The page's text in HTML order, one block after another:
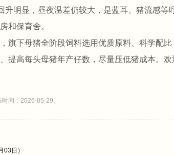
升明显，昼夜温差仍较大，是蓝耳、猪流感等
和保育舍。
旗下母猪全阶段饲料选用优质原料、科学配
提高每头母猪年产仔数，尽量压低猪成本。
间：2026-05-29。
日）